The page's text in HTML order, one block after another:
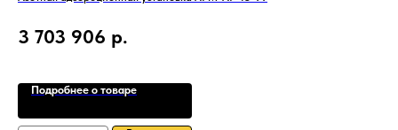
3 703 906 р.
Подробнее о товаре